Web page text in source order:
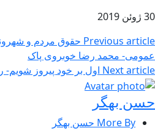
30 ژوئن 2019
Previous article حقوق مردم و
عمومی- محمد رضا خوبروی پاک
Next article اول بر خود پیروز شویم-
حسن بهگر
More By حسن بهگر